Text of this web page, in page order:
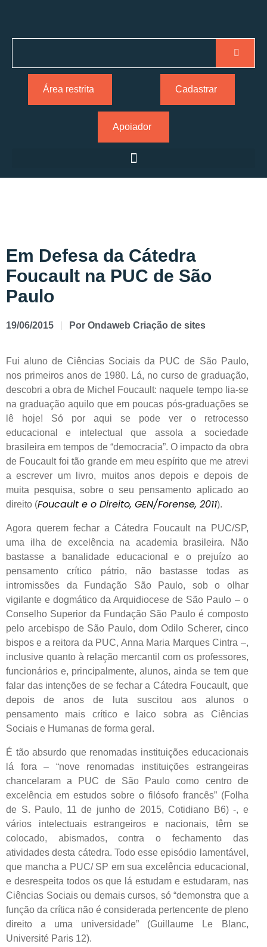
Área restrita Cadastrar
Apoiador
Em Defesa da Cátedra
Foucault na PUC de São
Paulo
19/06/2015 Por Ondaweb Criação de sites
Fui aluno de Ciências Sociais da PUC de São Paulo,
nos primeiros anos de 1980. Lá, no curso de graduação,
descobri a obra de Michel Foucault: naquele tempo lia-se
na graduação aquilo que em poucas pós-graduações se
lê hoje! Só por aqui se pode ver o retrocesso
educacional e intelectual que assola a sociedade
brasileira em tempos de “democracia”. O impacto da obra
de Foucault foi tão grande em meu espírito que me atrevi
a escrever um livro, muitos anos depois e depois de
muita pesquisa, sobre o seu pensamento aplicado ao
direito (Foucault e o Direito, GEN/Forense, 2011).
Agora querem fechar a Cátedra Foucault na PUC/SP,
uma ilha de excelência na academia brasileira. Não
bastasse a banalidade educacional e o prejuízo ao
pensamento crítico pátrio, não bastasse todas as
intromissões da Fundação São Paulo, sob o olhar
vigilante e dogmático da Arquidiocese de São Paulo – o
Conselho Superior da Fundação São Paulo é composto
pelo arcebispo de São Paulo, dom Odilo Scherer, cinco
bispos e a reitora da PUC, Anna Maria Marques Cintra –,
inclusive quanto à relação mercantil com os professores,
funcionários e, principalmente, alunos, ainda se tem que
falar das intenções de se fechar a Cátedra Foucault, que
depois de anos de luta suscitou aos alunos o
pensamento mais crítico e laico sobra as Ciências
Sociais e Humanas de forma geral.
É tão absurdo que renomadas instituições educacionais
lá fora – “nove renomadas instituições estrangeiras
chancelaram a PUC de São Paulo como centro de
excelência em estudos sobre o filósofo francês” (Folha
de S. Paulo, 11 de junho de 2015, Cotidiano B6) -, e
vários intelectuais estrangeiros e nacionais, têm se
colocado, abismados, contra o fechamento das
atividades desta cátedra. Todo esse episódio lamentável,
que mancha a PUC/ SP em sua excelência educacional,
e desrespeita todos os que lá estudam e estudaram, nas
Ciências Sociais ou demais cursos, só “demonstra que a
função da crítica não é considerada pertencente de pleno
direito a uma universidade” (Guillaume Le Blanc,
Université Paris 12).